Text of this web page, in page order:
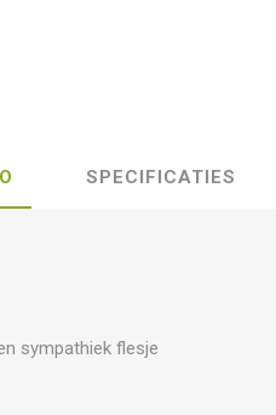
SPECIFICATIES
sympathiek flesje